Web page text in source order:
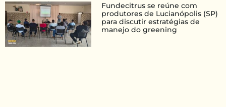
Fundecitrus se reúne com
produtores de Lucianópolis (SP)
para discutir estratégias de
manejo do greening